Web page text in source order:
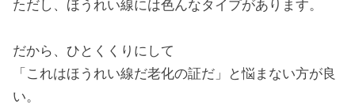
ただし、ほうれい線には色んなタイプがあります。
だから、ひとくくりにして
「これはほうれい線だ老化の証だ」と悩まない方が良
い。